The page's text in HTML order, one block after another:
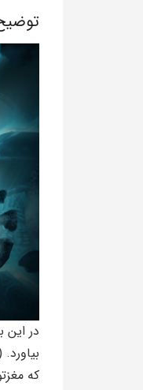
که